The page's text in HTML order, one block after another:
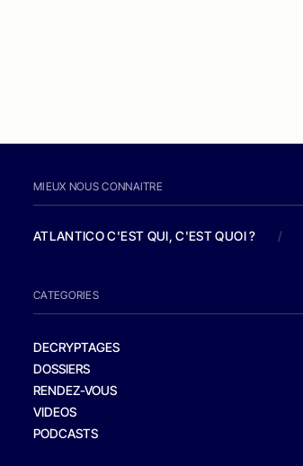
MIEUX NOUS CONNAITRE
ATLANTICO C'EST QUI, C'EST QUOI ? /
CATEGORIES
DECRYPTAGES
DOSSIERS
RENDEZ-VOUS
VIDEOS
PODCASTS